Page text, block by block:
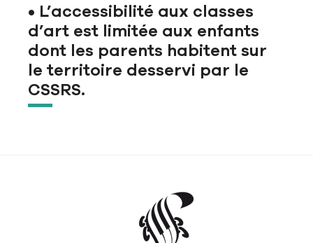
• L’accessibilité aux classes
d’art est limitée aux enfants
dont les parents habitent sur
le territoire desservi par le
CSSRS.